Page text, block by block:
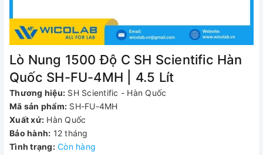
Lò Nung 1500 Độ C SH Scientific Hàn
Quốc SH-FU-4MH | 4.5 Lít
Thương hiệu: SH Scientific - Hàn Quốc
Mã sản phẩm: SH-FU-4MH
Xuất xứ: Hàn Quốc
Bảo hành: 12 tháng
Tình trạng: Còn hàng